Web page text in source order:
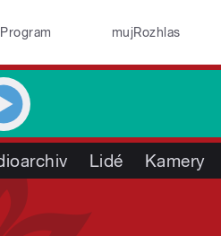
Program mujRozhlas
Lidé Kamery